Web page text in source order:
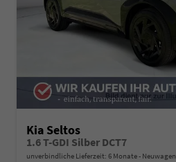
Kia Seltos
1.6 T-GDI Silber DCT7
unverbindliche Lieferzeit: 6 Monate Neuwagen